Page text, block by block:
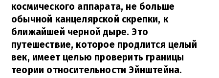
космического аппарата, не больше
обычной канцелярской скрепки, к
ближайшей черной дыре. Это
путешествие, которое продлится целый
век, имеет целью проверить границы
теории относительности Эйнштейна.